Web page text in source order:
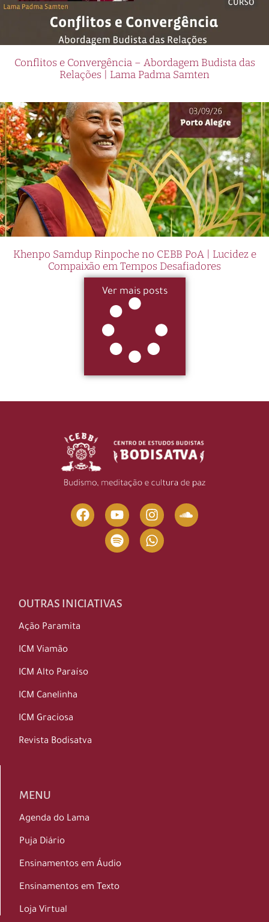
Conflitos e Convergência – Abordagem Budista das
Relações | Lama Padma Samten
Khenpo Samdup Rinpoche no CEBB PoA | Lucidez e
Compaixão em Tempos Desafiadores
Ver mais posts
OUTRAS INICIATIVAS
Ação Paramita
ICM Viamão
ICM Alto Paraíso
ICM Canelinha
ICM Graciosa
Revista Bodisatva
MENU
Agenda do Lama
Puja Diário
Ensinamentos em Áudio
Ensinamentos em Texto
Loja Virtual